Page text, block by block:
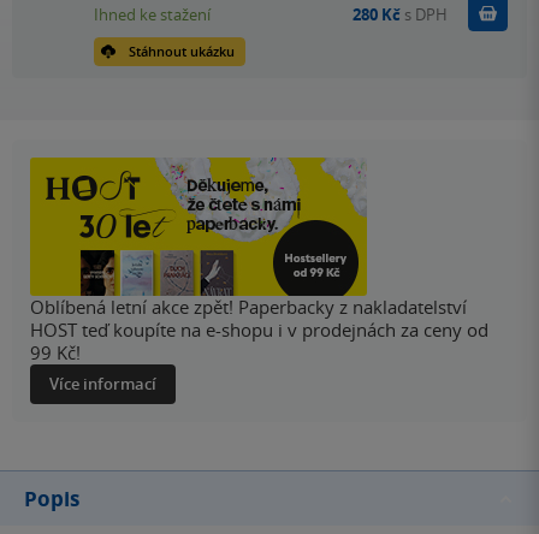
Stáhnout ukázku
Ihned ke stažení 280 Kč s DPH Koupit
Oblíbená letní akce zpět! Paperbacky z nakladatelství
HOST teď koupíte na e-shopu i v prodejnách za ceny od
99 Kč!
Více informací
Popis